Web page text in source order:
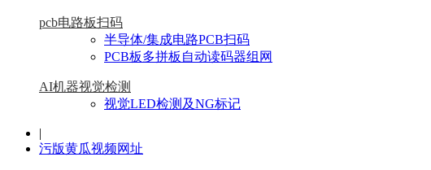
pcb电路板扫码
半导体/集成电路PCB扫码
PCB板多拼板自动读码器组网
AI机器视觉检测
视觉LED检测及NG标记
|
污版黄瓜视频网址